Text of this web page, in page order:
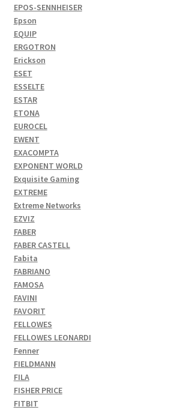
EPOS-SENNHEISER
Epson
EQUIP
ERGOTRON
Erickson
ESET
ESSELTE
ESTAR
ETONA
EUROCEL
EWENT
EXACOMPTA
EXPONENT WORLD
Exquisite Gaming
EXTREME
Extreme Networks
EZVIZ
FABER
FABER CASTELL
Fabita
FABRIANO
FAMOSA
FAVINI
FAVORIT
FELLOWES
FELLOWES LEONARDI
Fenner
FIELDMANN
FILA
FISHER PRICE
FITBIT